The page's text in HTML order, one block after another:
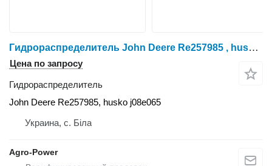
Гидрораспределитель John Deere Re257985 , husko j08e065 John для трактора колесного
Цена по запросу
Гидрораспределитель
John Deere Re257985, husko j08e065
Украина, с. Біла
Agro-Power